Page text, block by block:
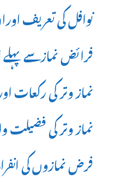
نوافل کی تعریف
فرائض نمازسے
نماز وتر کی رکعات
نماز وتر کی فضیلت
فرض نمازوں کی